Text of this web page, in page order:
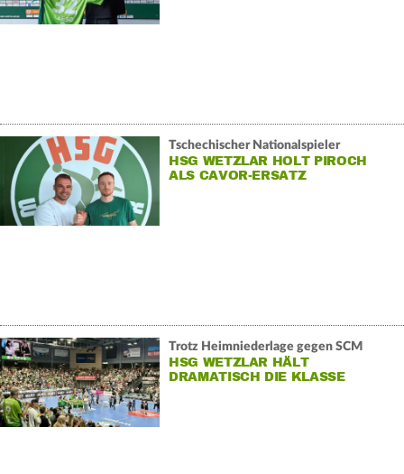
Tschechischer Nationalspieler
HSG WETZLAR HOLT PIROCH
ALS CAVOR-ERSATZ
Trotz Heimniederlage gegen SCM
HSG WETZLAR HÄLT
DRAMATISCH DIE KLASSE